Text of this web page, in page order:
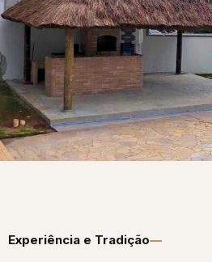
Experiência e Tradição